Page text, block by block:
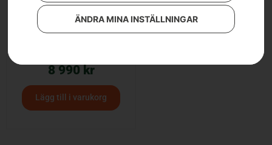
ÄNDRA MINA INSTÄLLNINGAR
8 990 kr
Lägg till i varukorg